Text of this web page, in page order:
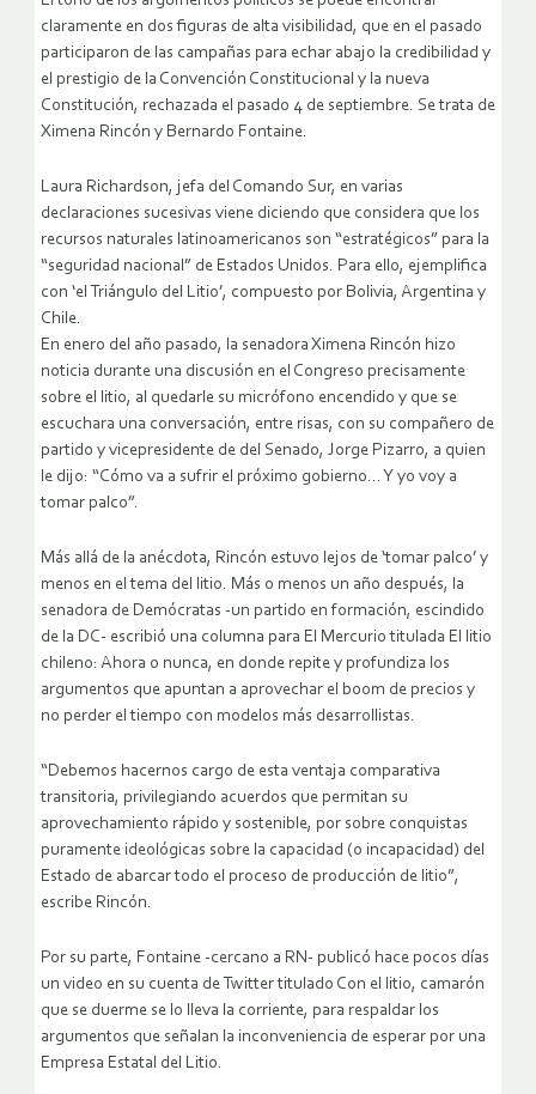
claramente en dos figuras de alta visibilidad, que en el pasado
participaron de las campañas para echar abajo la credibilidad y
el prestigio de la Convención Constitucional y la nueva
Constitución, rechazada el pasado 4 de septiembre. Se trata de
Ximena Rincón y Bernardo Fontaine.
Laura Richardson, jefa del Comando Sur, en varias
declaraciones sucesivas viene diciendo que considera que los
recursos naturales latinoamericanos son “estratégicos” para la
“seguridad nacional” de Estados Unidos. Para ello, ejemplifica
con ‘el Triángulo del Litio’, compuesto por Bolivia, Argentina y
Chile.
En enero del año pasado, la senadora Ximena Rincón hizo
noticia durante una discusión en el Congreso precisamente
sobre el litio, al quedarle su micrófono encendido y que se
escuchara una conversación, entre risas, con su compañero de
partido y vicepresidente de del Senado, Jorge Pizarro, a quien
le dijo: “Cómo va a sufrir el próximo gobierno… Y yo voy a
tomar palco”.
Más allá de la anécdota, Rincón estuvo lejos de ‘tomar palco’ y
menos en el tema del litio. Más o menos un año después, la
senadora de Demócratas -un partido en formación, escindido
de la DC- escribió una columna para El Mercurio titulada El litio
chileno: Ahora o nunca, en donde repite y profundiza los
argumentos que apuntan a aprovechar el boom de precios y
no perder el tiempo con modelos más desarrollistas.
“Debemos hacernos cargo de esta ventaja comparativa
transitoria, privilegiando acuerdos que permitan su
aprovechamiento rápido y sostenible, por sobre conquistas
puramente ideológicas sobre la capacidad (o incapacidad) del
Estado de abarcar todo el proceso de producción de litio”,
escribe Rincón.
Por su parte, Fontaine -cercano a RN- publicó hace pocos días
un video en su cuenta de Twitter titulado Con el litio, camarón
que se duerme se lo lleva la corriente, para respaldar los
argumentos que señalan la inconveniencia de esperar por una
Empresa Estatal del Litio.